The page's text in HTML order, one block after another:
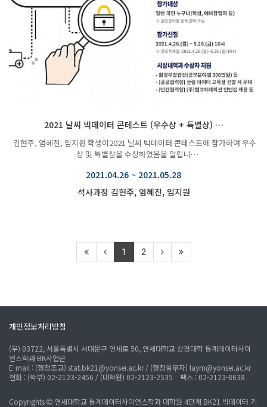
2021 날씨 빅데이터 콘테스트 (우수상 + 특별상) …
김현주, 엄혜진, 임지원 학생이2021 날씨 빅데이터 콘테스트에 참가하여 우수
상 및 특별상을 수상하였음을 알립니
2021.04.26 ~ 2021.05.28
석사과정 김현주, 엄혜진, 임지원
1 2
개인정보처리방침
(우) 03722, 서울특별시 서대문구 연세로 50, 연세대학교 상경대학 통계데이터사이
언스학과 BK사업단
E-mail : (행정조교) stat.bk21@yonsei.ac.kr / (행정실무자) laym@yonsei.ac.kr
전화 : (학부) 02-2123-2456 / (대학원) 02-2123-2535 팩스 : 02-2123-8638
Copyrights
연세대학교 통계데이터사이언스학과 대학원 4단계 BK21 빅데이터 기